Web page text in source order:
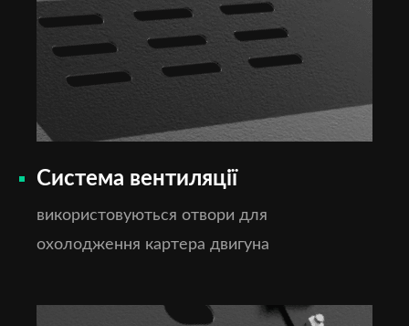
Система вентиляції
використовуються отвори для
охолодження картера двигуна